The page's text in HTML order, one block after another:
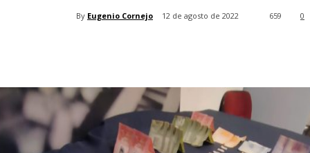
By Eugenio Cornejo 12 de agosto de 2022 0
659